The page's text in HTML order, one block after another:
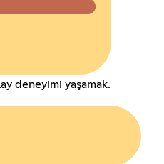
deneyimi yaşamak.